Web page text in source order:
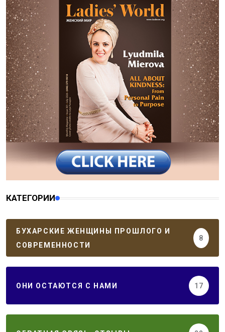
КАТЕГОРИИ
БУХАРСКИЕ ЖЕНЩИНЫ ПРОШЛОГО И
СОВРЕМЕННОСТИ
8
ОНИ ОСТАЮТСЯ С НАМИ 17